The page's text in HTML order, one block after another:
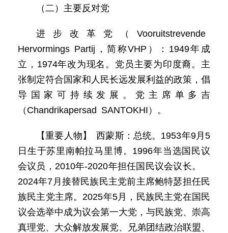
（二）主要反对党
进步改革党（Vooruitstrevende
Hervormings Partij，简称VHP）：1949年成
立，1974年改为现名。党员主要为印度裔。主
张制定符合国家和人民长远发展利益的政策，倡
导国家可持续发展。党主席单多吉
（Chandrikapersad SANTOKHI）。
【重要人物】 西蒙斯：总统。1953年9月5
日生于苏里南帕拉马里博。1996年当选国民议
会议员，2010年-2020年担任国民议会议长。
2024年7月接替民族民主党前主席鲍特瑟担任民
族民主党主席。2025年5月，民族民主党在国民
议会选举中成为议会第一大党，与民族党、崇高
真理党、大众解放发展党、兄弟团结政治联盟、